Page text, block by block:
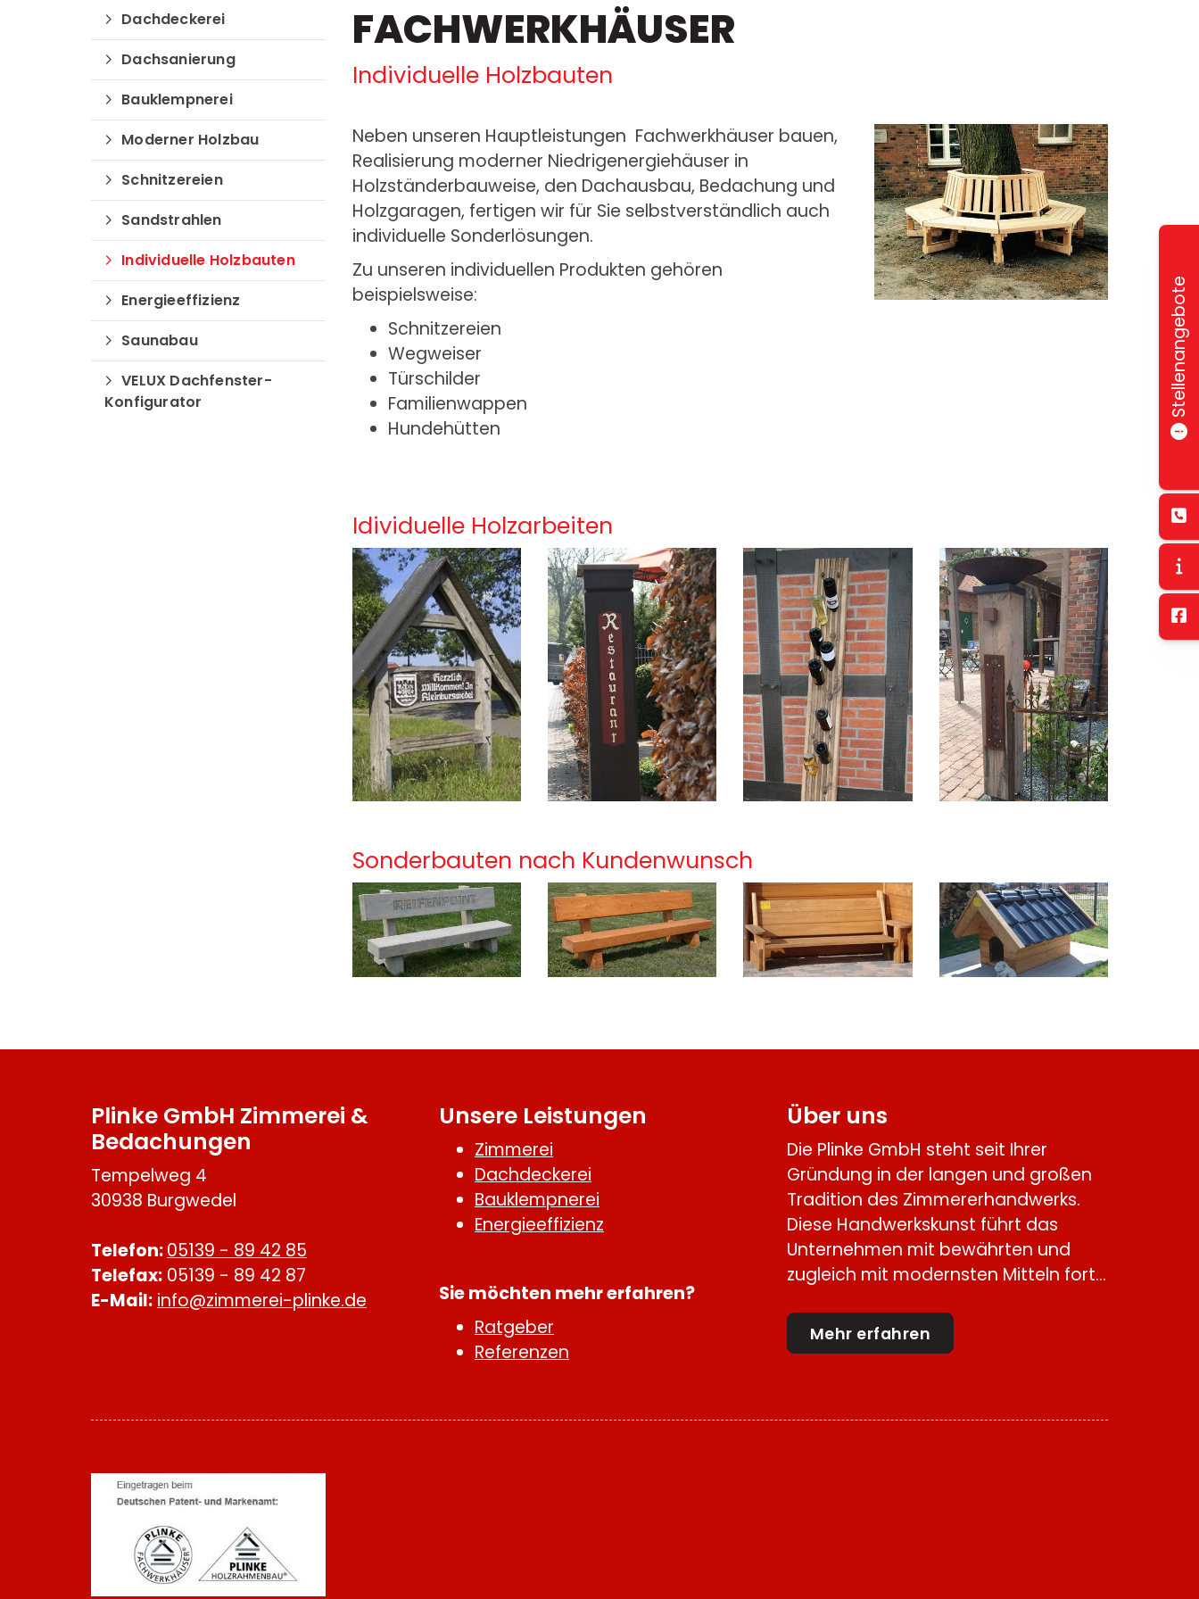
FACHWERKHÄUSER
Individuelle Holzbauten
Neben unseren Hauptleistungen Fachwerkhäuser bauen,
Realisierung moderner Niedrigenergiehäuser in
Holzständerbauweise, den Dachausbau, Bedachung und
Holzgaragen, fertigen wir für Sie selbstverständlich auch
individuelle Sonderlösungen.
Zu unseren individuellen Produkten gehören
beispielsweise:
Schnitzereien
Wegweiser
Türschilder
Familienwappen
Hundehütten
Idividuelle Holzarbeiten
Sonderbauten nach Kundenwunsch
Dachdeckerei
Dachsanierung
Bauklempnerei
Moderner Holzbau
Schnitzereien
Sandstrahlen
Individuelle Holzbauten
Energieeffizienz
Saunabau
VELUX Dachfenster-
Konfigurator
Plinke GmbH Zimmerei &
Bedachungen
Tempelweg 4
30938 Burgwedel
Telefon:05139 - 89 42 85
Telefax: 05139 - 89 42 87
E-Mail: info@zimmerei-plinke.de
Unsere Leistungen
Zimmerei
Dachdeckerei
Bauklempnerei
Energieeffizienz
Sie möchten mehr erfahren?
Ratgeber
Referenzen
Über uns
Die Plinke GmbH steht seit Ihrer
Gründung in der langen und großen
Tradition des Zimmererhandwerks.
Diese Handwerkskunst führt das
Unternehmen mit bewährten und
zugleich mit modernsten Mitteln fort...
Mehr erfahren
Stellenangebote